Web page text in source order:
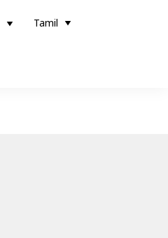
Tamil